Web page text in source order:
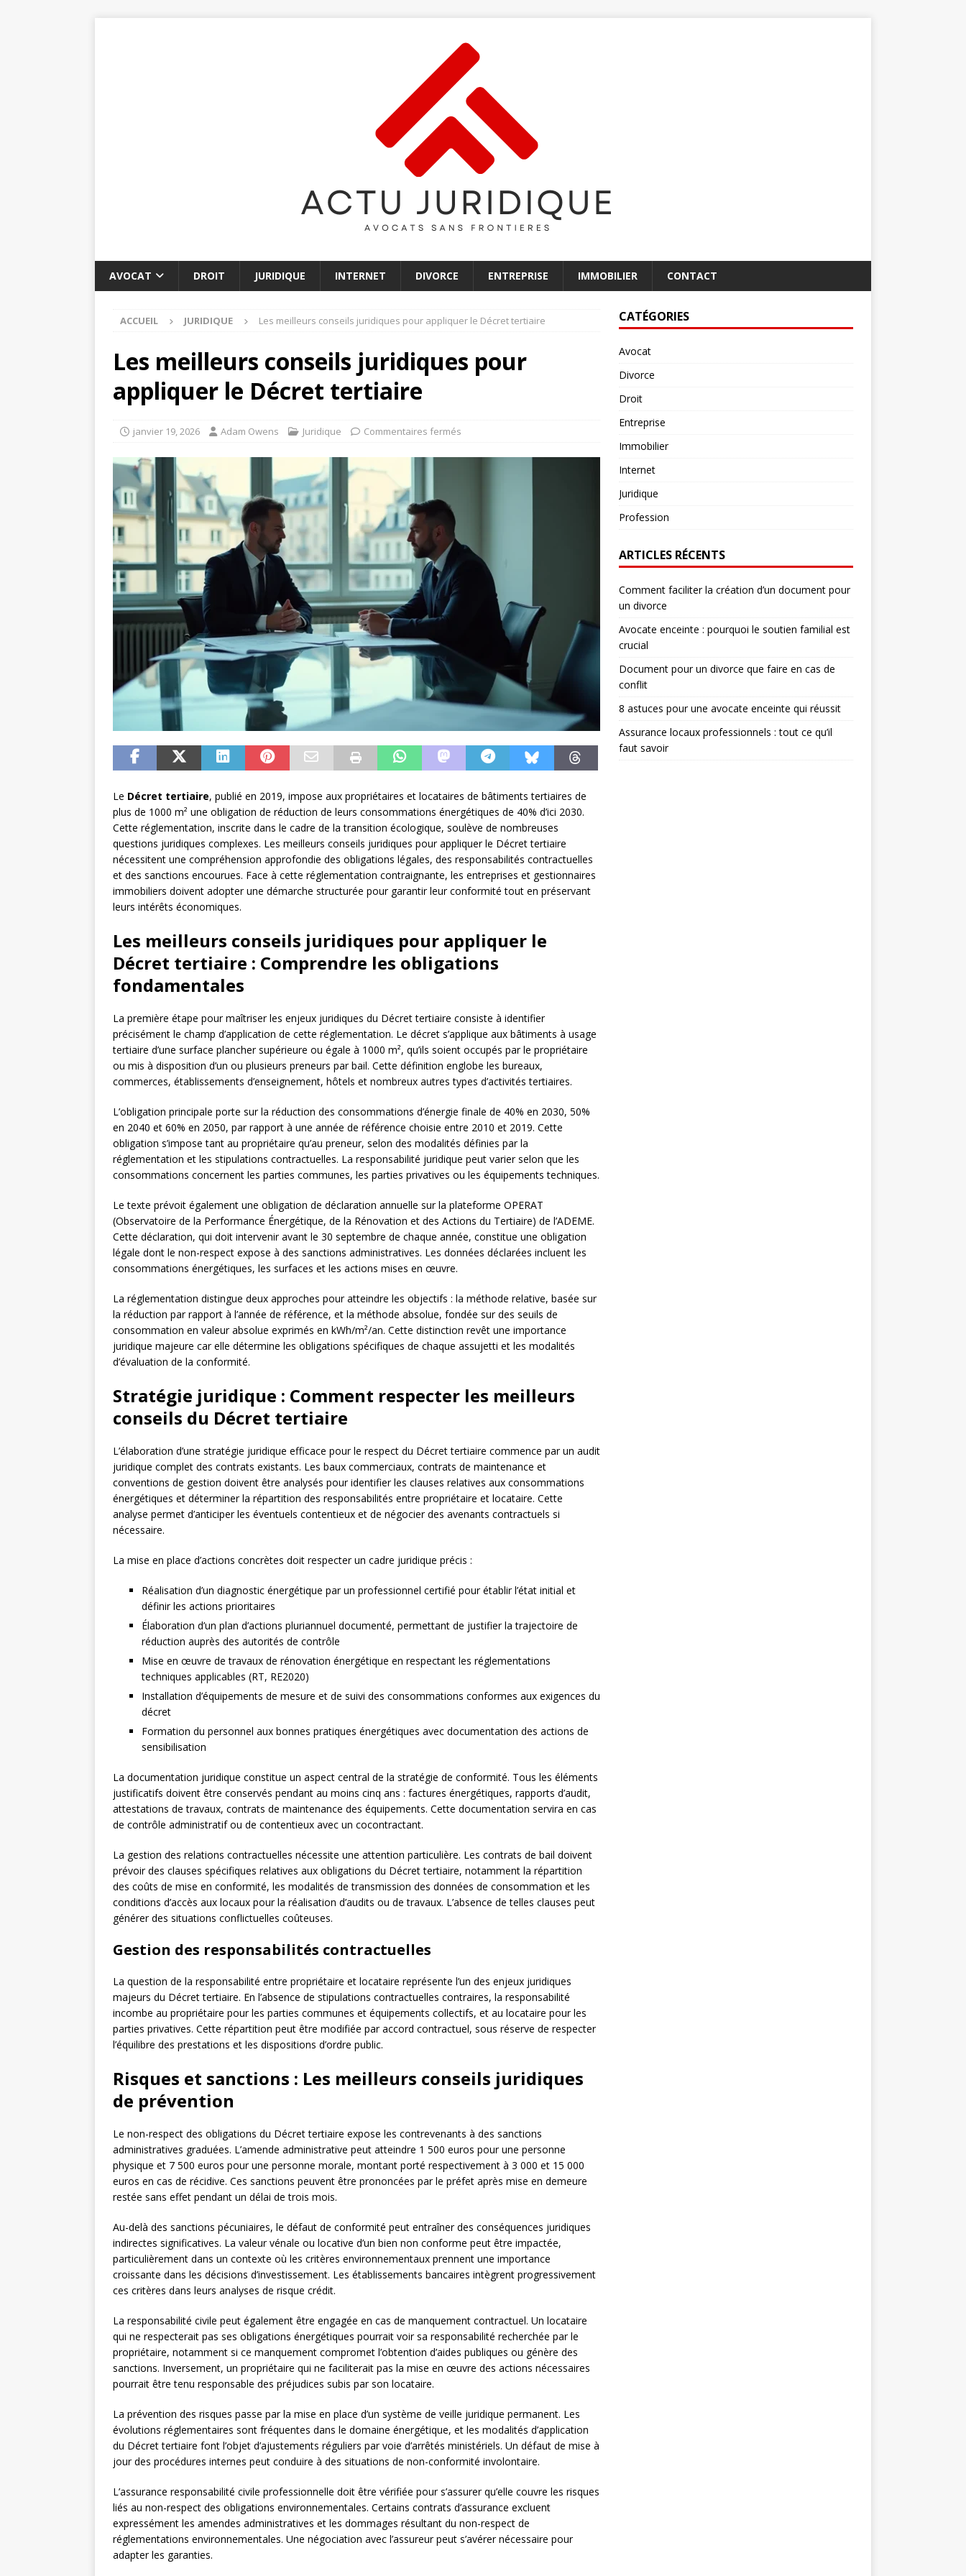
AVOCAT DROIT JURIDIQUE INTERNET DIVORCE ENTREPRISE IMMOBILIER CONTACT
ACCUEIL JURIDIQUE Les meilleurs conseils juridiques pour appliquer le Décret tertiaire
Les meilleurs conseils juridiques pour
appliquer le Décret tertiaire
janvier 19, 2026 Adam Owens Juridique Commentaires fermés
Le Décret tertiaire, publié en 2019, impose aux propriétaires et locataires de bâtiments tertiaires de
plus de 1000 m² une obligation de réduction de leurs consommations énergétiques de 40% d’ici 2030.
Cette réglementation, inscrite dans le cadre de la transition écologique, soulève de nombreuses
questions juridiques complexes. Les meilleurs conseils juridiques pour appliquer le Décret tertiaire
nécessitent une compréhension approfondie des obligations légales, des responsabilités contractuelles
et des sanctions encourues. Face à cette réglementation contraignante, les entreprises et gestionnaires
immobiliers doivent adopter une démarche structurée pour garantir leur conformité tout en préservant
leurs intérêts économiques.
Les meilleurs conseils juridiques pour appliquer le
Décret tertiaire : Comprendre les obligations
fondamentales
La première étape pour maîtriser les enjeux juridiques du Décret tertiaire consiste à identifier
précisément le champ d’application de cette réglementation. Le décret s’applique aux bâtiments à usage
tertiaire d’une surface plancher supérieure ou égale à 1000 m², qu’ils soient occupés par le propriétaire
ou mis à disposition d’un ou plusieurs preneurs par bail. Cette définition englobe les bureaux,
commerces, établissements d’enseignement, hôtels et nombreux autres types d’activités tertiaires.
L’obligation principale porte sur la réduction des consommations d’énergie finale de 40% en 2030, 50%
en 2040 et 60% en 2050, par rapport à une année de référence choisie entre 2010 et 2019. Cette
obligation s’impose tant au propriétaire qu’au preneur, selon des modalités définies par la
réglementation et les stipulations contractuelles. La responsabilité juridique peut varier selon que les
consommations concernent les parties communes, les parties privatives ou les équipements techniques.
Le texte prévoit également une obligation de déclaration annuelle sur la plateforme OPERAT
(Observatoire de la Performance Énergétique, de la Rénovation et des Actions du Tertiaire) de l’ADEME.
Cette déclaration, qui doit intervenir avant le 30 septembre de chaque année, constitue une obligation
légale dont le non-respect expose à des sanctions administratives. Les données déclarées incluent les
consommations énergétiques, les surfaces et les actions mises en œuvre.
La réglementation distingue deux approches pour atteindre les objectifs : la méthode relative, basée sur
la réduction par rapport à l’année de référence, et la méthode absolue, fondée sur des seuils de
consommation en valeur absolue exprimés en kWh/m²/an. Cette distinction revêt une importance
juridique majeure car elle détermine les obligations spécifiques de chaque assujetti et les modalités
d’évaluation de la conformité.
Stratégie juridique : Comment respecter les meilleurs
conseils du Décret tertiaire
L’élaboration d’une stratégie juridique efficace pour le respect du Décret tertiaire commence par un audit
juridique complet des contrats existants. Les baux commerciaux, contrats de maintenance et
conventions de gestion doivent être analysés pour identifier les clauses relatives aux consommations
énergétiques et déterminer la répartition des responsabilités entre propriétaire et locataire. Cette
analyse permet d’anticiper les éventuels contentieux et de négocier des avenants contractuels si
nécessaire.
La mise en place d’actions concrètes doit respecter un cadre juridique précis :
Réalisation d’un diagnostic énergétique par un professionnel certifié pour établir l’état initial et
définir les actions prioritaires
Élaboration d’un plan d’actions pluriannuel documenté, permettant de justifier la trajectoire de
réduction auprès des autorités de contrôle
Mise en œuvre de travaux de rénovation énergétique en respectant les réglementations
techniques applicables (RT, RE2020)
Installation d’équipements de mesure et de suivi des consommations conformes aux exigences du
décret
Formation du personnel aux bonnes pratiques énergétiques avec documentation des actions de
sensibilisation
La documentation juridique constitue un aspect central de la stratégie de conformité. Tous les éléments
justificatifs doivent être conservés pendant au moins cinq ans : factures énergétiques, rapports d’audit,
attestations de travaux, contrats de maintenance des équipements. Cette documentation servira en cas
de contrôle administratif ou de contentieux avec un cocontractant.
La gestion des relations contractuelles nécessite une attention particulière. Les contrats de bail doivent
prévoir des clauses spécifiques relatives aux obligations du Décret tertiaire, notamment la répartition
des coûts de mise en conformité, les modalités de transmission des données de consommation et les
conditions d’accès aux locaux pour la réalisation d’audits ou de travaux. L’absence de telles clauses peut
générer des situations conflictuelles coûteuses.
Gestion des responsabilités contractuelles
La question de la responsabilité entre propriétaire et locataire représente l’un des enjeux juridiques
majeurs du Décret tertiaire. En l’absence de stipulations contractuelles contraires, la responsabilité
incombe au propriétaire pour les parties communes et équipements collectifs, et au locataire pour les
parties privatives. Cette répartition peut être modifiée par accord contractuel, sous réserve de respecter
l’équilibre des prestations et les dispositions d’ordre public.
Risques et sanctions : Les meilleurs conseils juridiques
de prévention
Le non-respect des obligations du Décret tertiaire expose les contrevenants à des sanctions
administratives graduées. L’amende administrative peut atteindre 1 500 euros pour une personne
physique et 7 500 euros pour une personne morale, montant porté respectivement à 3 000 et 15 000
euros en cas de récidive. Ces sanctions peuvent être prononcées par le préfet après mise en demeure
restée sans effet pendant un délai de trois mois.
Au-delà des sanctions pécuniaires, le défaut de conformité peut entraîner des conséquences juridiques
indirectes significatives. La valeur vénale ou locative d’un bien non conforme peut être impactée,
particulièrement dans un contexte où les critères environnementaux prennent une importance
croissante dans les décisions d’investissement. Les établissements bancaires intègrent progressivement
ces critères dans leurs analyses de risque crédit.
La responsabilité civile peut également être engagée en cas de manquement contractuel. Un locataire
qui ne respecterait pas ses obligations énergétiques pourrait voir sa responsabilité recherchée par le
propriétaire, notamment si ce manquement compromet l’obtention d’aides publiques ou génère des
sanctions. Inversement, un propriétaire qui ne faciliterait pas la mise en œuvre des actions nécessaires
pourrait être tenu responsable des préjudices subis par son locataire.
La prévention des risques passe par la mise en place d’un système de veille juridique permanent. Les
évolutions réglementaires sont fréquentes dans le domaine énergétique, et les modalités d’application
du Décret tertiaire font l’objet d’ajustements réguliers par voie d’arrêtés ministériels. Un défaut de mise à
jour des procédures internes peut conduire à des situations de non-conformité involontaire.
L’assurance responsabilité civile professionnelle doit être vérifiée pour s’assurer qu’elle couvre les risques
liés au non-respect des obligations environnementales. Certains contrats d’assurance excluent
expressément les amendes administratives et les dommages résultant du non-respect de
réglementations environnementales. Une négociation avec l’assureur peut s’avérer nécessaire pour
adapter les garanties.
CATÉGORIES
Avocat
Divorce
Droit
Entreprise
Immobilier
Internet
Juridique
Profession
ARTICLES RÉCENTS
Comment faciliter la création d’un document pour
un divorce
Avocate enceinte : pourquoi le soutien familial est
crucial
Document pour un divorce que faire en cas de
conflit
8 astuces pour une avocate enceinte qui réussit
Assurance locaux professionnels : tout ce qu’il
faut savoir